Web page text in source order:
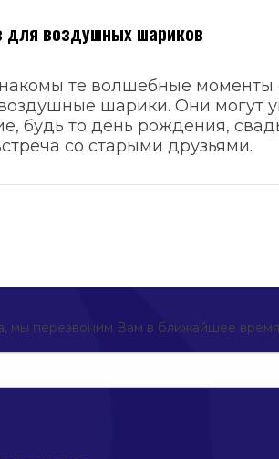
для воздушных шариков
те волшебные моменты
шарики. Они могут
будь то день рождения,
со старыми друзьями.
мы перезвоним Вам в ближайшее